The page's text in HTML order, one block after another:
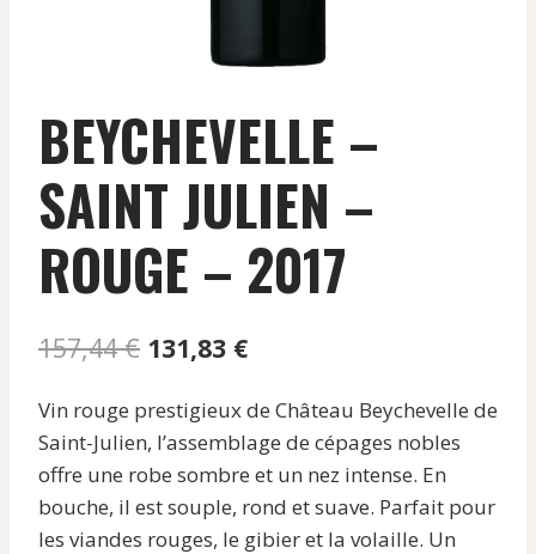
BEYCHEVELLE –
SAINT JULIEN –
ROUGE – 2017
157,44€ Le
initial
était :
157,44 €.
131,83 €Le
actuel
est :
131,83 €.
Vin rouge prestigieux de Château Beychevelle de
Saint-Julien, l’assemblage de cépages nobles
offre une robe sombre et un nez intense. En
bouche, il est souple, rond et suave. Parfait pour
les viandes rouges, le gibier et la volaille. Un